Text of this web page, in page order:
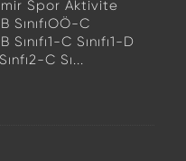
Spor Aktivite
SınıfıOÖ-C
Sınıfı1-C Sınıfı1-D
C Sı...